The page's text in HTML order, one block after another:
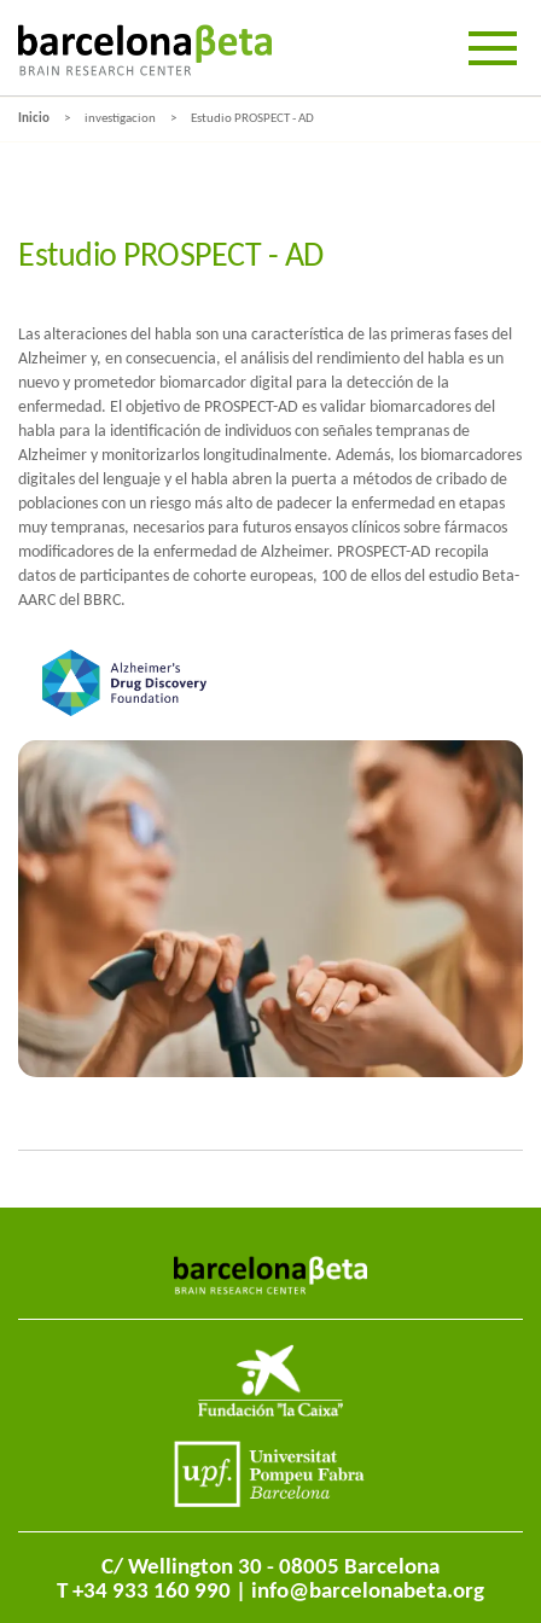
Inicio investigacion Estudio PROSPECT - AD
Estudio PROSPECT - AD
Las alteraciones del habla son una característica de las primeras fases del
Alzheimer y, en consecuencia, el análisis del rendimiento del habla es un
nuevo y prometedor biomarcador digital para la detección de la
enfermedad. El objetivo de PROSPECT-AD es validar biomarcadores del
habla para la identificación de individuos con señales tempranas de
Alzheimer y monitorizarlos longitudinalmente. Además, los biomarcadores
digitales del lenguaje y el habla abren la puerta a métodos de cribado de
poblaciones con un riesgo más alto de padecer la enfermedad en etapas
muy tempranas, necesarios para futuros ensayos clínicos sobre fármacos
modificadores de la enfermedad de Alzheimer. PROSPECT-AD recopila
datos de participantes de cohorte europeas, 100 de ellos del estudio Beta-
AARC del BBRC.
C/ Wellington 30 - 08005 Barcelona
T +34 933 160 990 | info@barcelonabeta.org